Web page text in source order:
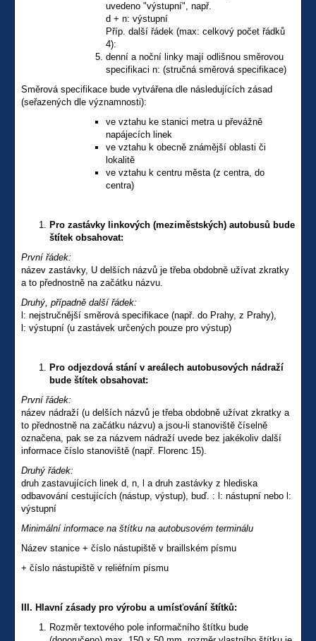
uvedeno "výstupní", např.
d + n: výstupní
Příp. další řádek (max: celkový počet řádků
4):
denní a noční linky mají odlišnou směrovou
specifikaci n: (stručná směrová specifikace)
Směrová specifikace bude vytvářena dle následujících zásad
(seřazených dle významnosti):
ve vztahu ke stanici metra u převážně
napájecích linek
ve vztahu k obecně známější oblasti či
lokalitě
ve vztahu k centru města (z centra, do
centra)
Pro zastávky linkových (meziměstských) autobusů bude
štítek obsahovat:
První řádek:
název zastávky, U delších názvů je třeba obdobně užívat zkratky
a to přednostně na začátku názvu.
Druhý, případně další řádek:
l: nejstručnější směrová specifikace (např. do Prahy, z Prahy),
l: výstupní (u zastávek určených pouze pro výstup)
Pro odjezdová stání v areálech autobusových nádraží
bude štítek obsahovat:
První řádek:
název nádraží (u delších názvů je třeba obdobně užívat zkratky a
to přednostně na začátku názvu) a jsou-li stanoviště číselně
označena, pak se za názvem nádraží uvede bez jakékoliv další
informace číslo stanoviště (např. Florenc 15).
Druhý řádek:
druh zastavujících linek d, n, l a druh zastávky z hlediska
odbavování cestujících (nástup, výstup), buď. : l: nástupní nebo l:
výstupní
Minimální informace na štítku na autobusovém terminálu
Název stanice + číslo nástupiště v braillském písmu
+ číslo nástupiště v reliéfním písmu
III. Hlavní zásady pro výrobu a umísťování štítků:
Rozměr textového pole informačního štítku bude